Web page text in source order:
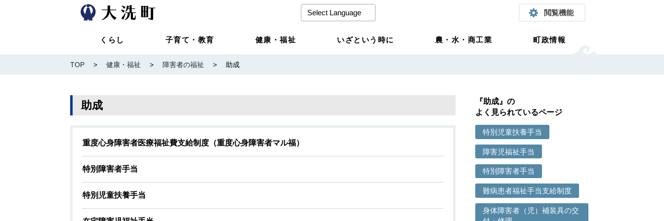
閲覧機能
くらし 子育て・教育 健康・福祉 いざという時に 農・水・商工業 町政情報
TOP > 健康・福祉 > 障害者の福祉 > 助成
助成
重度心身障害者医療福祉費支給制度（重度心身障害者マル福）
特別障害者手当
特別児童扶養手当
『助成』の
よく見られているページ
特別児童扶養手当
障害児福祉手当
特別障害者手当
難病患者福祉手当支給制度
身体障害者（児）補装具の交